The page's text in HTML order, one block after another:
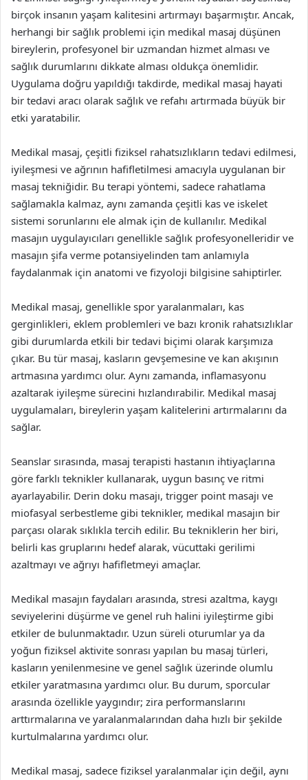
birçok insanın yaşam kalitesini artırmayı başarmıştır. Ancak,
herhangi bir sağlık problemi için medikal masaj düşünen
bireylerin, profesyonel bir uzmandan hizmet alması ve
sağlık durumlarını dikkate alması oldukça önemlidir.
Uygulama doğru yapıldığı takdirde, medikal masaj hayati
bir tedavi aracı olarak sağlık ve refahı artırmada büyük bir
etki yaratabilir.
Medikal masaj, çeşitli fiziksel rahatsızlıkların tedavi edilmesi,
iyileşmesi ve ağrının hafifletilmesi amacıyla uygulanan bir
masaj tekniğidir. Bu terapi yöntemi, sadece rahatlama
sağlamakla kalmaz, aynı zamanda çeşitli kas ve iskelet
sistemi sorunlarını ele almak için de kullanılır. Medikal
masajın uygulayıcıları genellikle sağlık profesyonelleridir ve
masajın şifa verme potansiyelinden tam anlamıyla
faydalanmak için anatomi ve fizyoloji bilgisine sahiptirler.
Medikal masaj, genellikle spor yaralanmaları, kas
gerginlikleri, eklem problemleri ve bazı kronik rahatsızlıklar
gibi durumlarda etkili bir tedavi biçimi olarak karşımıza
çıkar. Bu tür masaj, kasların gevşemesine ve kan akışının
artmasına yardımcı olur. Aynı zamanda, inflamasyonu
azaltarak iyileşme sürecini hızlandırabilir. Medikal masaj
uygulamaları, bireylerin yaşam kalitelerini artırmalarını da
sağlar.
Seanslar sırasında, masaj terapisti hastanın ihtiyaçlarına
göre farklı teknikler kullanarak, uygun basınç ve ritmi
ayarlayabilir. Derin doku masajı, trigger point masajı ve
miofasyal serbestleme gibi teknikler, medikal masajın bir
parçası olarak sıklıkla tercih edilir. Bu tekniklerin her biri,
belirli kas gruplarını hedef alarak, vücuttaki gerilimi
azaltmayı ve ağrıyı hafifletmeyi amaçlar.
Medikal masajın faydaları arasında, stresi azaltma, kaygı
seviyelerini düşürme ve genel ruh halini iyileştirme gibi
etkiler de bulunmaktadır. Uzun süreli oturumlar ya da
yoğun fiziksel aktivite sonrası yapılan bu masaj türleri,
kasların yenilenmesine ve genel sağlık üzerinde olumlu
etkiler yaratmasına yardımcı olur. Bu durum, sporcular
arasında özellikle yaygındır; zira performanslarını
arttırmalarına ve yaralanmalarından daha hızlı bir şekilde
kurtulmalarına yardımcı olur.
Medikal masaj, sadece fiziksel yaralanmalar için değil, aynı